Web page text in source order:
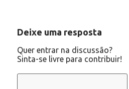
Deixe uma resposta
Quer entrar na discussão?
Sinta-se livre para contribuir!